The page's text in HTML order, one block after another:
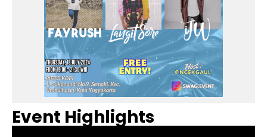
Event Highlights